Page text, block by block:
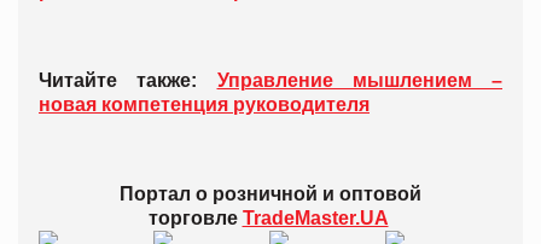
Читайте также: Управление мышлением –
новая компетенция руководителя
Портал о розничной и оптовой
торговле TradeMaster.UA